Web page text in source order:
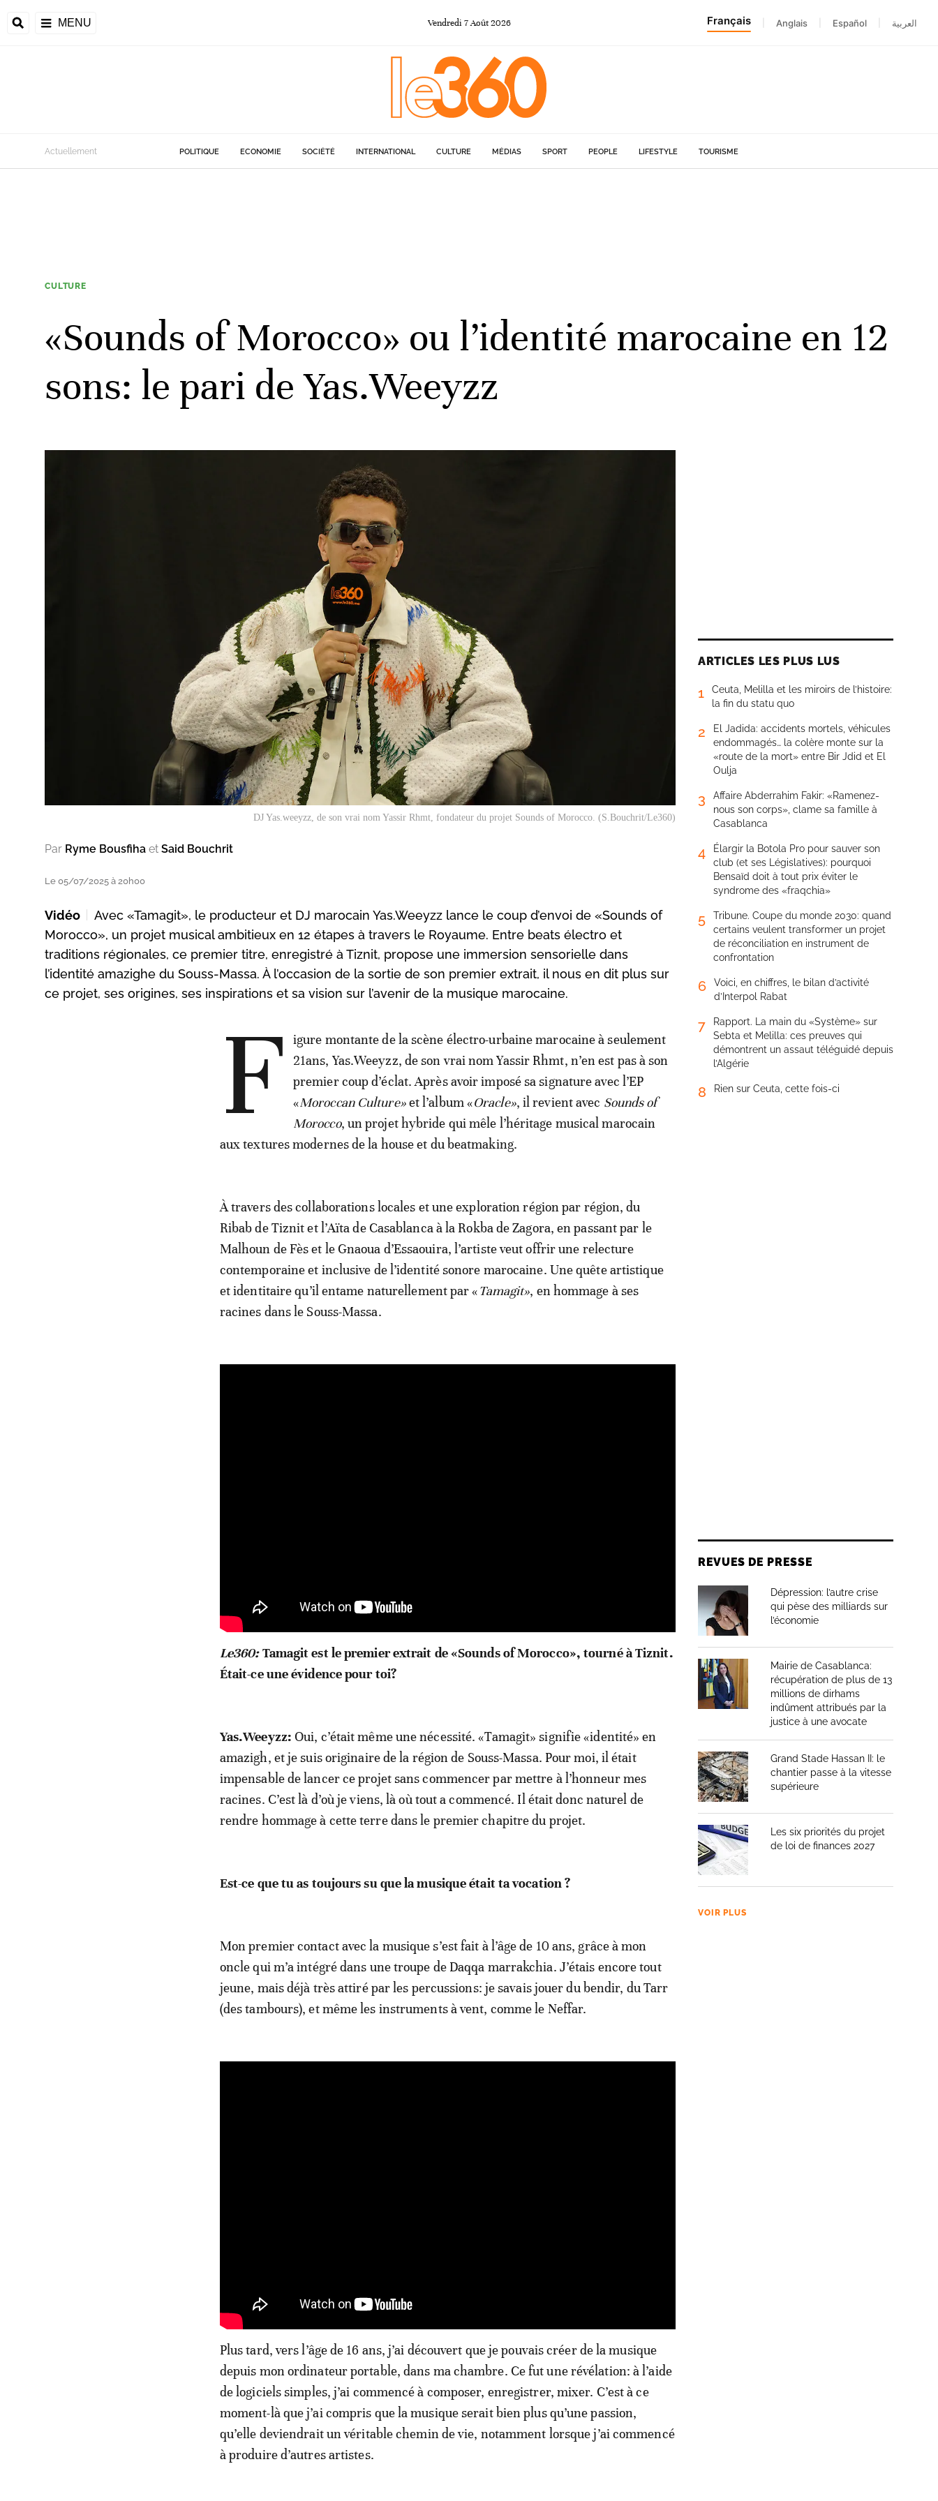
MENU Vendredi 7Août 2026 Français Anglais Español العربية
Actuellement POLITIQUE ECONOMIE SOCIÉTÉ INTERNATIONAL CULTURE MÉDIAS SPORT PEOPLE LIFESTYLE TOURISME
CULTURE
«Sounds of Morocco» ou l’identité marocaine en 12
sons: le pari de Yas.Weeyzz
DJ Yas.weeyzz, de son vrai nom Yassir Rhmt, fondateur du projet Sounds of Morocco . (S.Bouchrit/Le360)
Par Ryme Bousfiha et Said Bouchrit
Le 05/07/2025 à 20h00
Vidéo
Avec «Tamagit», le producteur et DJ marocain Yas.Weeyzz lance le coup d’envoi de «Sounds of
Morocco», un projet musical ambitieux en 12 étapes à travers le Royaume. Entre beats électro et
traditions régionales, ce premier titre, enregistré à Tiznit, propose une immersion sensorielle dans
l’identité amazighe du Souss-Massa. À l’occasion de la sortie de son premier extrait, il nous en dit plus sur
ce projet, ses origines, ses inspirations et sa vision sur l’avenir de la musique marocaine.
F
igure montante de la scène électro-urbaine marocaine à seulement
21ans, Yas.Weeyzz, de son vrai nom Yassir Rhmt, n’en est pas à son
premier coup d’éclat. Après avoir imposé sa signature avec l’EP
«Moroccan Culture»et l’album «Oracle», il revient avec Sounds of
Morocco, un projet hybride qui mêle l’héritage musical marocain
aux textures modernes de la house et du beatmaking.
À travers des collaborations locales et une exploration région par région, du
Ribab de Tiznit et l’Aïta de Casablanca à la Rokba de Zagora, en passant par le
Malhoun de Fès et le Gnaoua d’Essaouira, l’artiste veut offrir une relecture
contemporaine et inclusive de l’identité sonore marocaine. Une quête artistique
et identitaire qu’il entame naturellement par «Tamagit», en hommage à ses
racines dans le Souss-Massa.
Le360:Tamagit est le premier extrait de «Sounds of Morocco», tourné à Tiznit.
Était-ce une évidence pour toi?
Yas.Weeyzz: Oui, c’était même une nécessité. «Tamagit» signifie «identité» en
amazigh, et je suis originaire de la région de Souss-Massa. Pour moi, il était
impensable de lancer ce projet sans commencer par mettre à l’honneur mes
racines. C’est là d’où je viens, là où tout a commencé. Il était donc naturel de
rendre hommage à cette terre dans le premier chapitre du projet.
Est-ce que tu as toujours su que la musique était ta vocation ?
Mon premier contact avec la musique s’est fait à l’âge de 10 ans, grâce à mon
oncle qui m’a intégré dans une troupe de Daqqa marrakchia. J’étais encore tout
jeune, mais déjà très attiré par les percussions: je savais jouer du bendir, du Tarr
(des tambours), et même les instruments à vent, comme le Neffar.
Plus tard, vers l’âge de 16 ans, j’ai découvert que je pouvais créer de la musique
depuis mon ordinateur portable, dans ma chambre. Ce fut une révélation: à l’aide
de logiciels simples, j’ai commencé à composer, enregistrer, mixer. C’est à ce
moment-là que j’ai compris que la musique serait bien plus qu’une passion,
qu’elle deviendrait un véritable chemin de vie, notamment lorsque j’ai commencé
à produire d’autres artistes.
ARTICLES LES PLUS LUS
1
Ceuta, Melilla et les miroirs de l’histoire:
la fin du statu quo
2
El Jadida: accidents mortels, véhicules
endommagés… la colère monte sur la
«route de la mort» entre Bir Jdid et El
Oulja
3
Affaire Abderrahim Fakir: «Ramenez-
nous son corps», clame sa famille à
Casablanca
4
Élargir la Botola Pro pour sauver son
club (et ses Législatives): pourquoi
Bensaïd doit à tout prix éviter le
syndrome des «fraqchia»
5
Tribune. Coupe du monde 2030: quand
certains veulent transformer un projet
de réconciliation en instrument de
confrontation
6
Voici, en chiffres, le bilan d’activité
d’Interpol Rabat
7
Rapport. La main du «Système» sur
Sebta et Melilla: ces preuves qui
démontrent un assaut téléguidé depuis
l’Algérie
8 Rien sur Ceuta, cette fois-ci
REVUES DE PRESSE
Dépression: l’autre crise
qui pèse des milliards sur
l’économie
Mairie de Casablanca:
récupération de plus de 13
millions de dirhams
indûment attribués par la
justice à une avocate
Grand Stade Hassan II: le
chantier passe à la vitesse
supérieure
Les six priorités du projet
de loi de finances 2027
VOIR PLUS